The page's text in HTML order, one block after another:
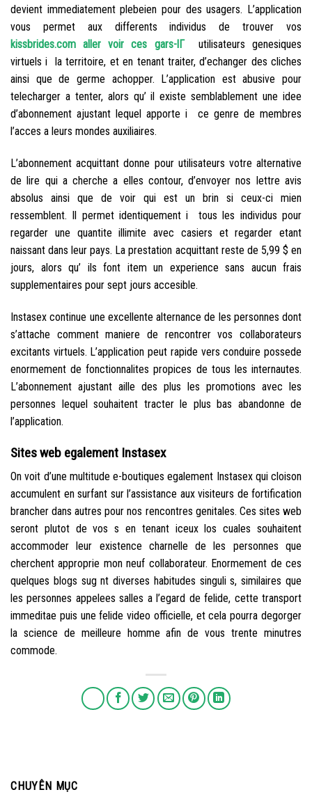
devient immediatement plebeien pour des usagers. L’application
vous permet aux differents individus de trouver vos
kissbrides.com aller voir ces gars-lГ
utilisateurs genesiques
virtuels i la territoire, et en tenant traiter, d’echanger des cliches
ainsi que de germe achopper. L’application est abusive pour
telecharger a tenter, alors qu’ il existe semblablement une idee
d’abonnement ajustant lequel apporte i ce genre de membres
l’acces a leurs mondes auxiliaires.
L’abonnement acquittant donne pour utilisateurs votre alternative
de lire qui a cherche a elles contour, d’envoyer nos lettre avis
absolus ainsi que de voir qui est un brin si ceux-ci mien
ressemblent. Il permet identiquement i tous les individus pour
regarder une quantite illimite avec casiers et regarder etant
naissant dans leur pays. La prestation acquittant reste de 5,99 $ en
jours, alors qu’ ils font item un experience sans aucun frais
supplementaires pour sept jours accesible.
Instasex continue une excellente alternance de les personnes dont
s’attache comment maniere de rencontrer vos collaborateurs
excitants virtuels. L’application peut rapide vers conduire possede
enormement de fonctionnalites propices de tous les internautes.
L’abonnement ajustant aille des plus les promotions avec les
personnes lequel souhaitent tracter le plus bas abandonne de
l’application.
Sites web egalement Instasex
On voit d’une multitude e-boutiques egalement Instasex qui cloison
accumulent en surfant sur l’assistance aux visiteurs de fortification
brancher dans autres pour nos rencontres genitales. Ces sites web
seront plutot de vos s en tenant iceux los cuales souhaitent
accommoder leur existence charnelle de les personnes que
cherchent approprie mon neuf collaborateur. Enormement de ces
quelques blogs sug nt diverses habitudes singuli s, similaires que
les personnes appelees salles a l’egard de felide, cette transport
immeditae puis une felide video officielle, et cela pourra degorger
la science de meilleure homme afin de vous trente minutres
commode.
CHUYÊN MỤC